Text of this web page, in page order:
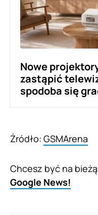
Nowe
zastąpić
spodoba się
Źródło: GSMArena
Chcesz być na
Google News!